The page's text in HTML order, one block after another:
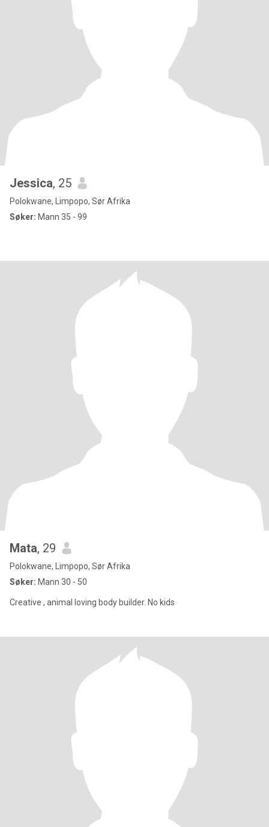
Jessica, 25
Polokwane, Limpopo, Sør Afrika
Søker: Mann 35 - 99
Mata, 29
Polokwane, Limpopo, Sør Afrika
Søker: Mann 30 - 50
Creative , animal loving body builder. No kids